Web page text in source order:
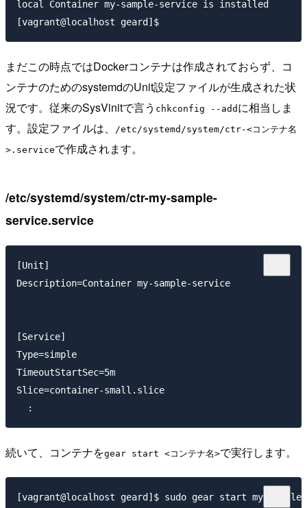
local Container my-sample-service is installed
まだこの時点ではDockerコンテナは作成されておらず、コ
ンテナのためのsystemdのUnit設定ファイルが生成された状
況です。従来のSysVinitで言う chkconfig --add に相当しま
す。設定ファイルは、
/etc/systemd/system/ctr-<コンテナ名
>.serviceで作成されます。
/etc/systemd/system/ctr-my-sample-
service.service
[Unit]
Description=Container my-sample-service
[Service]
Type=simple
TimeoutStartSec=5m
Slice=container-small.slice
続いて、コンテナをgear start <コンテナ名>で実行します。
[vagrant@localhost geard]$ sudo gear start my-